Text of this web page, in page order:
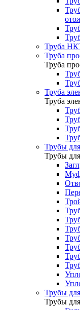
Труба
Труба
Труба
Труба
Труба
Трубы
Трубы
Трубы
Трубы